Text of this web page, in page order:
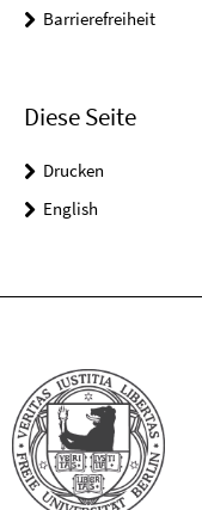
Barrierefreiheit
Diese Seite
Drucken
English